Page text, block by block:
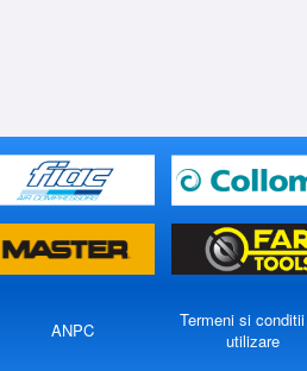
ANPC
Termeni si
utilizare